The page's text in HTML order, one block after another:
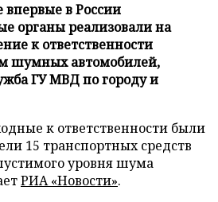
впервые в России
органы реализовали на
к ответственности
шумных автомобилей,
ГУ МВД по городу и
к ответственности были
15 транспортных средств
уровня шума
РИА «Новости».